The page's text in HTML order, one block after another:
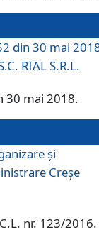
din 30 mai
RIAL S.R.L.
30 mai 2018.
și
Creșe
nr. 123/2016.